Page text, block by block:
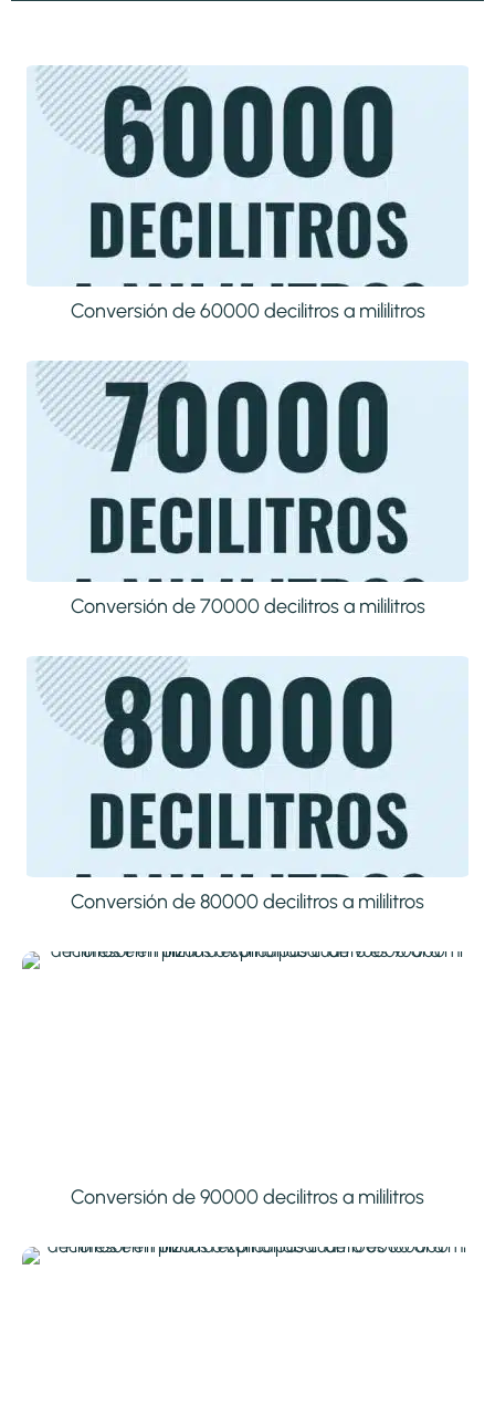
Conversión de 60000 decilitros a mililitros
Conversión de 70000 decilitros a mililitros
Conversión de 80000 decilitros a mililitros
Conversión de 90000 decilitros a mililitros